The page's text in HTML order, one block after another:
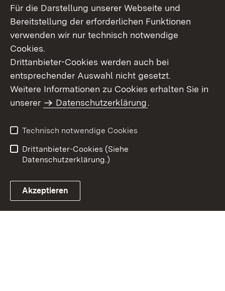
Benutzungshinweise
Erklärung zur
Für die Darstellung unserer Webseite und
Bereitstellung der erforderlichen Funktionen
verwenden wir nur technisch notwendige
Cookies.
Drittanbieter-Cookies werden auch bei
entsprechender Auswahl nicht gesetzt.
Weitere Informationen zu Cookies erhalten Sie in
unserer
Datenschutzerklärung.
Technisch notwendige Cookies
Drittanbieter-Cookies (Siehe
Datenschutzerklärung.)
Akzeptieren